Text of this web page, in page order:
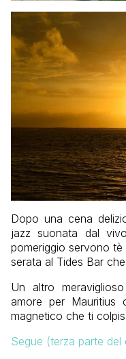
Dopo una cena
jazz suonata dal
pomeriggio servono tè
serata al Tides Bar
Un altro
amore per Mauritius
magnetico che ti
Segue (terza parte